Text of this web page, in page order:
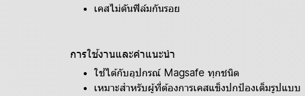
เคสไม่ดันฟิล์มกันรอย
การใช้งานและคำแนะนำ
ใช้ได้กับอุปกรณ์ Magsafe ทุกชนิด
เหมาะสำหรับผู้ที่ต้องการเคสแข็งปกป้องเต็มรูปแบบ